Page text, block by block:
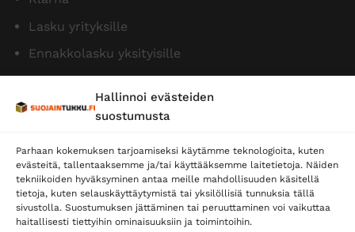
Hallinnoi evästeiden
suostumusta
Parhaan kokemuksen tarjoamiseksi käytämme teknologioita, kuten
evästeitä, tallentaaksemme ja/tai käyttääksemme laitetietoja. Näiden
tekniikoiden hyväksyminen antaa meille mahdollisuuden käsitellä
tietoja, kuten selauskäyttäytymistä tai yksilöllisiä tunnuksia tällä
sivustolla. Suostumuksen jättäminen tai peruuttaminen voi vaikuttaa
haitallisesti tiettyihin ominaisuuksiin ja toimintoihin.
Lasku yrityksille
Ennakkolasku yksityisille
Toimitustavat
Posti